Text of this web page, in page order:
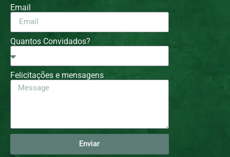
Email
Quantos Convidados?
Felicitações e mensagens
Enviar